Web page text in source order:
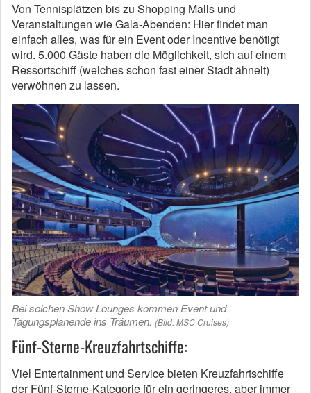
Von Tennisplätzen bis zu Shopping Malls und
Veranstaltungen wie Gala-Abenden: Hier findet man
einfach alles, was für ein Event oder Incentive benötigt
wird. 5.000 Gäste haben die Möglichkeit, sich auf einem
Ressortschiff (welches schon fast einer Stadt ähnelt)
verwöhnen zu lassen.
Bei solchen Show Lounges kommen Event und
Tagungsplanende ins Träumen. (Bild: MSC Cruises)
Fünf-Sterne-Kreuzfahrtschiffe:
Viel Entertainment und Service bieten Kreuzfahrtschiffe
der Fünf-Sterne-Kategorie für ein geringeres, aber immer